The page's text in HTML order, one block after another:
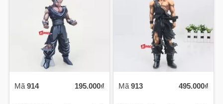
Mã 914 195.000₫ Mã 913 495.000₫